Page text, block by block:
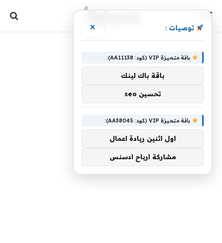
توصيات : ×
باقة متميزة VIP (كود: AA11138):
باقة باك لينك
تحسين seo
باقة متميزة VIP (كود: AA38045):
اول اثنين ريادة اعمال
مشاركة ارباح ادسنس